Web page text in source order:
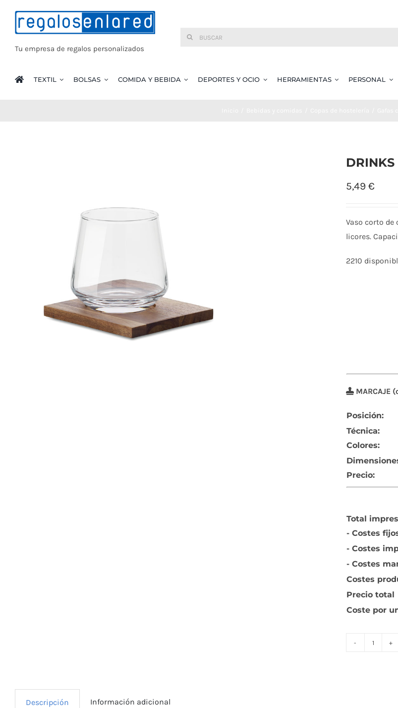
contenido
Tu empresa de regalos personalizados
Buscar:
TEXTIL BOLSAS COMIDA Y BEBIDA DEPORTES Y OCIO HERRAMIENTAS PERSONAL
DRINKS
5,49 €
Vaso corto de
licores.
2210
MARCAJE
Posición:
Técnica:
Colores:
Precio:
Total
- Costes
- Costes
- Costes
Costes
Precio total
Coste por
Descripción Información adicional